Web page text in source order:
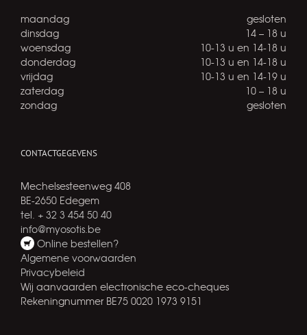
maandag
gesloten
dinsdag
14 – 18 u
woensdag
10-13 u en 14-18 u
donderdag
10-13 u en 14-18 u
vrijdag
10-13 u en 14-19 u
zaterdag
10 – 18 u
zondag
gesloten
CONTACTGEGEVENS
Mechelsesteenweg 408
BE-2650 Edegem
tel. + 32 3 454 50 40
info@myosotis.be
Online bestellen?
Algemene voorwaarden
Privacybeleid
Wij aanvaarden electronische eco-cheques
Rekeningnummer BE75 0020 1973 9151